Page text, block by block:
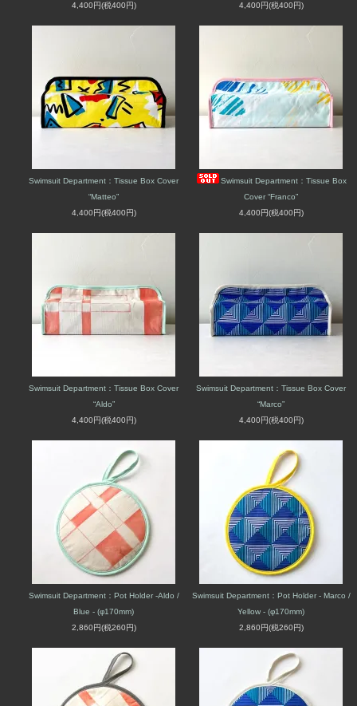
4,400円(税400円)
4,400円(税400円)
Swimsuit Department：Tissue Box Cover
“Matteo”
4,400円(税400円)
Swimsuit Department：Tissue Box
Cover “Franco”
4,400円(税400円)
Swimsuit Department：Tissue Box Cover
“Aldo”
4,400円(税400円)
Swimsuit Department：Tissue Box Cover
“Marco”
4,400円(税400円)
Swimsuit Department：Pot Holder -Aldo /
Blue - (φ170mm)
2,860円(税260円)
Swimsuit Department：Pot Holder - Marco /
Yellow - (φ170mm)
2,860円(税260円)